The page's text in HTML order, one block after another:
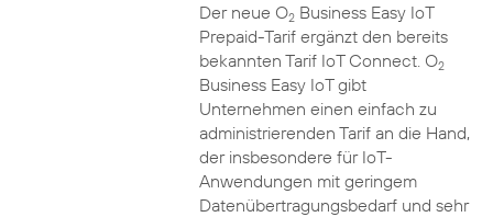
Der neue O2Business Easy IoT
Prepaid-Tarif ergänzt den bereits
bekannten Tarif IoT Connect. O2
Business Easy IoT gibt
Unternehmen einen einfach zu
administrierenden Tarif an die Hand,
der insbesondere für IoT-
Anwendungen mit geringem
Datenübertragungsbedarf und sehr